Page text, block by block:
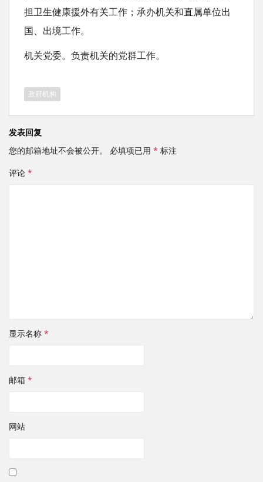
担卫生健康援外有关工作；承办机关和直属单位出
国、出境工作。
机关党委。负责机关的党群工作。
政府机构
发表回复
您的邮箱地址不会被公开。
必填项已用 * 标注
评论 *
显示名称 *
邮箱 *
网站